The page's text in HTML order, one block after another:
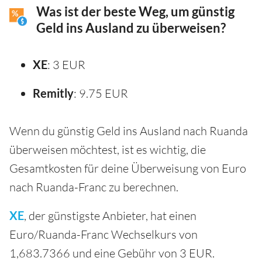
Was ist der beste Weg, um günstig
Geld ins Ausland zu überweisen?
XE: 3 EUR
Remitly: 9.75 EUR
Wenn du günstig Geld ins Ausland nach Ruanda
überweisen möchtest, ist es wichtig, die
Gesamtkosten für deine Überweisung von Euro
nach Ruanda-Franc zu berechnen.
XE, der günstigste Anbieter, hat einen
Euro/Ruanda-Franc Wechselkurs von
1,683.7366 und eine Gebühr von 3 EUR.